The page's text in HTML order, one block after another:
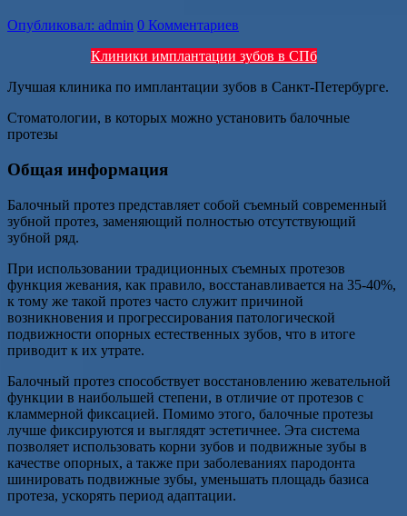
Опубликовал: admin 0 Комментариев
Клиники имплантации зубов в СПб
Лучшая клиника по имплантации зубов в Санкт-Петербурге.
Стоматологии, в которых можно установить балочные
протезы
Общая информация
Балочный протез представляет собой съемный современный
зубной протез, заменяющий полностью отсутствующий
зубной ряд.
При использовании традиционных съемных протезов
функция жевания, как правило, восстанавливается на 35-40%,
к тому же такой протез часто служит причиной
возникновения и прогрессирования патологической
подвижности опорных естественных зубов, что в итоге
приводит к их утрате.
Балочный протез способствует восстановлению жевательной
функции в наибольшей степени, в отличие от протезов с
кламмерной фиксацией. Помимо этого, балочные протезы
лучше фиксируются и выглядят эстетичнее. Эта система
позволяет использовать корни зубов и подвижные зубы в
качестве опорных, а также при заболеваниях пародонта
шинировать подвижные зубы, уменьшать площадь базиса
протеза, ускорять период адаптации.